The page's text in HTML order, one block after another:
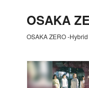
OSAKA
OSAKA ZERO -